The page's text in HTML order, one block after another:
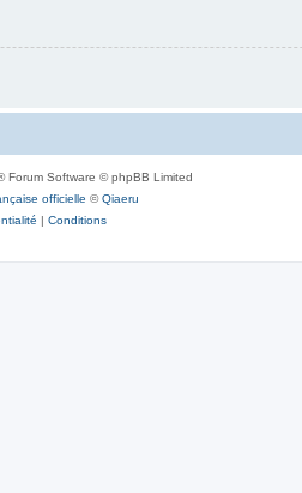
Forum Software © phpBB Limited
officielle ©Qiaeru
| Conditions